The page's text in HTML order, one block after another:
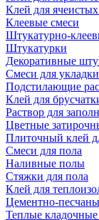
Клей для
Клеевые смеси
Штукатурно-
Штукатурки
Декоративные
Смеси для
Подстилающие
Клей для
Раствор для
Цветные
Плиточный клей
Смеси для пола
Наливные полы
Стяжки для пола
Клей для
Цементно-
Теплые